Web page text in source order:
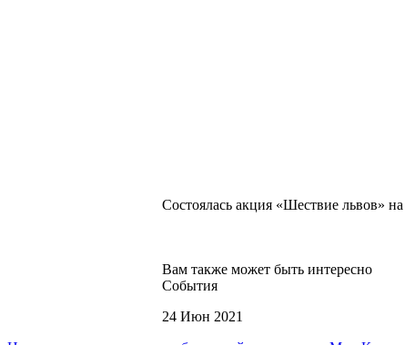
Состоялась акция «Шествие львов»
Вам также может быть интересно
События
24 Июн 2021